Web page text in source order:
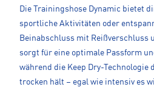
Die Trainingshose Dynamic bietet
sportliche Aktivitäten oder
Beinabschluss mit Reißverschluss
sorgt für eine optimale Passform
während die Keep Dry-Technologie
trocken hält – egal wie intensiv es